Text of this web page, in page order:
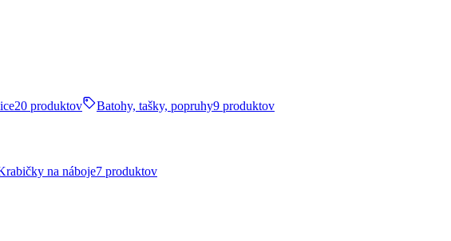
20 produktov Batohy, tašky, popruhy9 produktov
na náboje7 produktov